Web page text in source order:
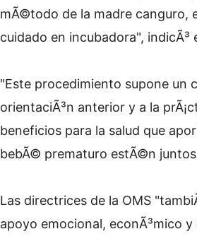
mÃ©todo de la madre canguro,
cuidado en incubadora",
"Este procedimiento supone un
orientaciÃ³n anterior y a la
beneficios para la salud que
bebÃ© prematuro estÃ©n
Las directrices de la OMS
apoyo emocional, econÃ³mico